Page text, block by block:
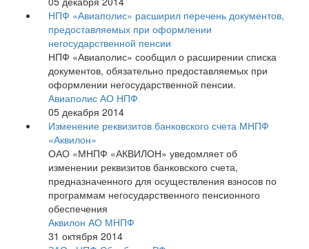
НПФ «Авиаполис» расширил перечень документов,
предоставляемых при оформлении
негосударственной пенсии
НПФ «Авиаполис» сообщил о расширении списка
документов, обязательно предоставляемых при
оформлении негосударственной пенсии.
Авиаполис АО НПФ
05 декабря 2014
Изменение реквизитов банковского счета МНПФ
«Аквилон»
ОАО «МНПФ «АКВИЛОН» уведомляет об
изменении реквизитов банковского счета,
предназначенного для осуществления взносов по
программам негосударственного пенсионного
обеспечения
Аквилон АО МНПФ
31 октября 2014